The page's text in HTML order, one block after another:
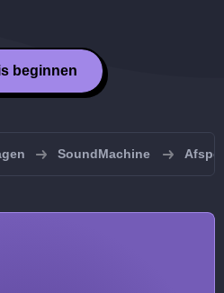
beginnen
SoundMachine